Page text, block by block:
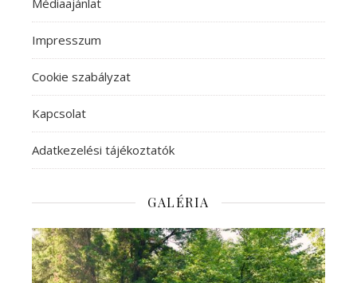
Médiaajánlat
Impresszum
Cookie szabályzat
Kapcsolat
Adatkezelési tájékoztatók
GALÉRIA